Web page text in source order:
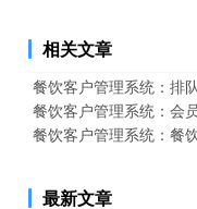
相关文章
餐饮客户管理系统：排
餐饮客户管理系统：会
餐饮客户管理系统：餐
最新文章